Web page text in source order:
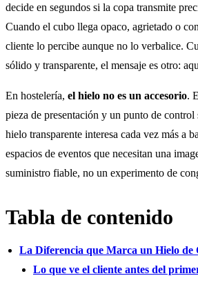
decide en segundos si la copa transmite
Cuando el cubo llega opaco, agrietado o
cliente lo percibe aunque no lo verbalice.
sólido y transparente, el mensaje es otro:
En hostelería, el hielo no es un accesorio.
pieza de presentación y un punto de control
hielo transparente interesa cada vez más a
espacios de eventos que necesitan una
suministro fiable, no un experimento de
Tabla de contenido
La Diferencia que Marca un Hielo de
Lo que ve el cliente antes del